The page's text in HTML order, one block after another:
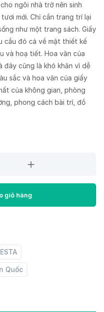
ngôi nhà trở nên sinh
mới. Chỉ cần trang trí lại
như một trang sách. Giấy
cầu đó cả về mặt thiết kế
và hoạ tiết. Hoa văn của
cũng là khó khăn vì dễ
sắc và hoa văn của giấy
của không gian, phòng
phong cách bài trí, đồ
giỏ hàng
Quốc